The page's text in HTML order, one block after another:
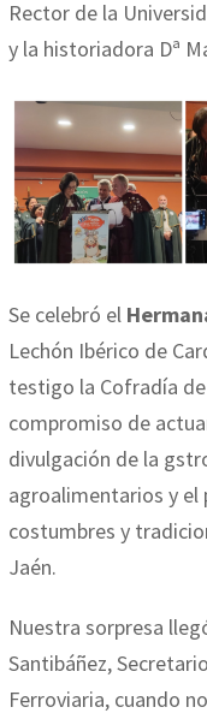
Rector de la
y la historiadora Dª
Se celebró el
Lechón Ibérico de
testigo la Cofradía
compromiso de
divulgación de la
agroalimentarios y
costumbres y
Jaén.
Nuestra sorpresa
Santibáñez,
Ferroviaria, cuando